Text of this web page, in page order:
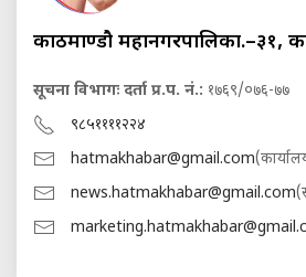
काठमाण्डौ महानगरपालिका.–३१,
सूचना विभागः दर्ता प्र.प. नं.: १७६९/०७६-७७
९८५११११२२४
hatmakhabar@gmail.com
news.hatmakhabar@gmail.com